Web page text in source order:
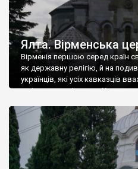
Ялта. Вірменська
Вірменія першою серед країн
як державну релігію, й на
українців, які усіх кавказців
є відданими вірянами Христа